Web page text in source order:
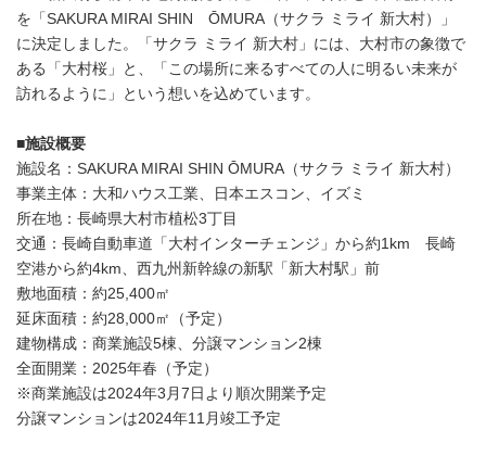
を「SAKURA MIRAI SHIN ŌMURA（サクラ ミライ 新大村）」
に決定しました。「サクラ ミライ 新大村」には、大村市の象徴で
ある「大村桜」と、「この場所に来るすべての人に明るい未来が
訪れるように」という想いを込めています。
■施設概要
施設名：SAKURA MIRAI SHIN ŌMURA（サクラ ミライ 新大村）
事業主体：大和ハウス工業、日本エスコン、イズミ
所在地：長崎県大村市植松3丁目
交通：長崎自動車道「大村インターチェンジ」から約1km 長崎
空港から約4km、西九州新幹線の新駅「新大村駅」前
敷地面積：約25,400㎡
延床面積：約28,000㎡（予定）
建物構成：商業施設5棟、分譲マンション2棟
全面開業：2025年春（予定）
※商業施設は2024年3月7日より順次開業予定
分譲マンションは2024年11月竣工予定